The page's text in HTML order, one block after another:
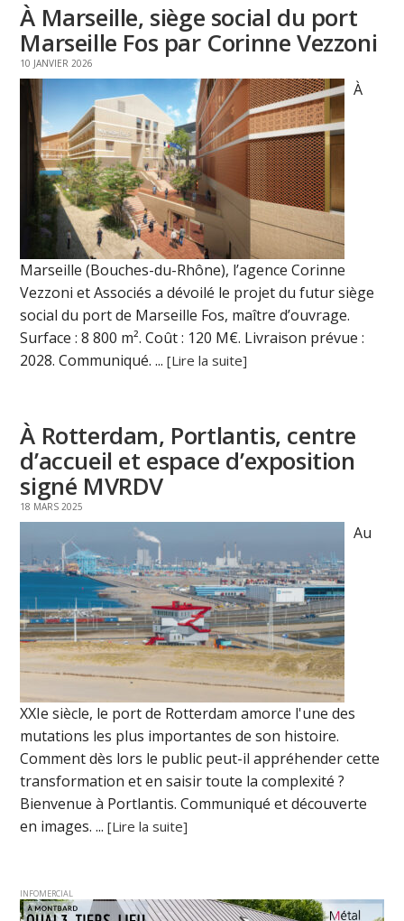
À Marseille, siège social du port
Marseille Fos par Corinne Vezzoni
10 JANVIER 2026
À
Marseille (Bouches-du-Rhône), l’agence Corinne
Vezzoni et Associés a dévoilé le projet du futur siège
social du port de Marseille Fos, maître d’ouvrage.
Surface : 8 800 m². Coût : 120 M€. Livraison prévue :
2028. Communiqué. ...[Lire la suite]
À Rotterdam, Portlantis, centre
d’accueil et espace d’exposition
signé MVRDV
18 MARS 2025
Au
XXIe siècle, le port de Rotterdam amorce l'une des
mutations les plus importantes de son histoire.
Comment dès lors le public peut-il appréhender cette
transformation et en saisir toute la complexité ?
Bienvenue à Portlantis. Communiqué et découverte
en images. ...[Lire la suite]
INFOMERCIAL